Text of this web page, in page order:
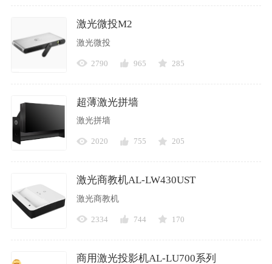
激光微投M2
激光微投
2790 965 285
超薄激光拼墙
激光拼墙
2020 755 205
激光商教机AL-LW430UST
激光商教机
2334 744 170
商用激光投影机AL-LU700系列